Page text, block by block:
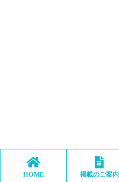
HOME 掲載のご案内